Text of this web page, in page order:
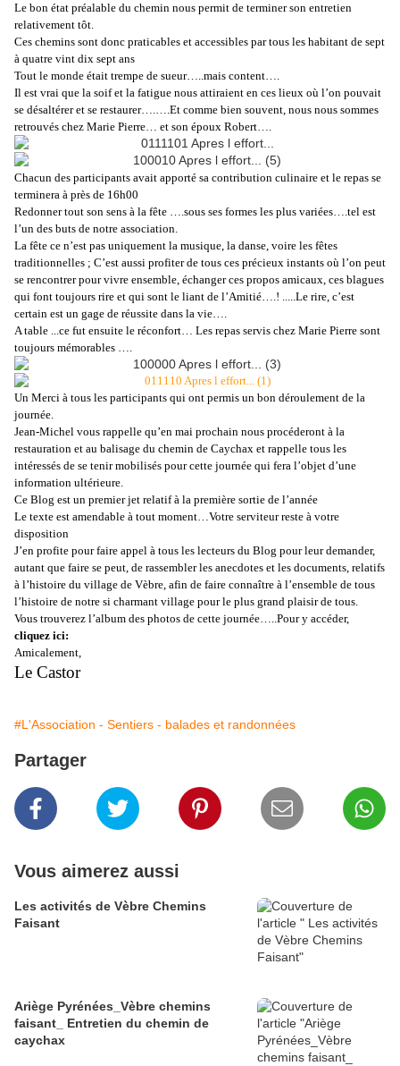
Le bon état préalable du chemin nous permit de terminer son entretien
relativement tôt.
Ces chemins sont donc praticables et accessibles par tous les habitant de sept
à quatre vint dix sept ans
Tout le monde était trempe de sueur…..mais content….
Il est vrai que la soif et la fatigue nous attiraient en ces lieux où l’on pouvait
se désaltéreret se restaurer….….Et comme bien souvent, nous nous sommes
retrouvés chez Marie Pierre… et son époux Robert….
Chacun des participants avait apporté sa contribution culinaire et le repas se
terminera à près de 16h00
Redonner tout son sens à la fête ….sous ses formes les plus variées….tel est
l’un des buts de notre association.
La fête ce n’est pas uniquement la musique, la danse, voire les fêtes
traditionnelles ; C’est aussi profiter de tous ces précieux instants où l’on peut
se rencontrer pour vivre ensemble, échanger ces propos amicaux, ces blagues
qui font toujours rire et qui sont le liant de l’Amitié….! .....Le rire, c’est
certain est un gage de réussite dans la vie….
A table ...ce fut ensuite le réconfort… Les repas servis chez Marie Pierre sont
toujours mémorables ….
Un Merci à tous les participants qui ont permis un bon déroulement de la
journée.
Jean-Michel vous rappelle qu’en mai prochain nous procéderont à la
restauration et au balisage du chemin de Caychax et rappelle tous les
intéressés de se tenir mobilisés pour cette journée qui fera l’objet d’une
information ultérieure.
Ce Blog est un premier jet relatif à la première sortie de l’année
Le texte est amendable à tout moment…Votre serviteur reste à votre
disposition
J’en profite pour faire appel à tous les lecteurs du Blog pour leur demander,
autant que faire se peut, de rassembler les anecdotes et les documents, relatifs
à l’histoire du village de Vèbre, afin de faire connaître à l’ensemble de tous
l’histoire de notre si charmant village pour le plus grand plaisir de tous.
Vous trouverez l’album des photos de cette journée…..Pour y accéder,
cliquez ici:
Amicalement,
Le Castor
#L'Association - Sentiers - balades et randonnées
Partager
Vous aimerez aussi
Les activités de Vèbre Chemins
Faisant
Ariège Pyrénées_Vèbre chemins
faisant_ Entretien du chemin de
caychax